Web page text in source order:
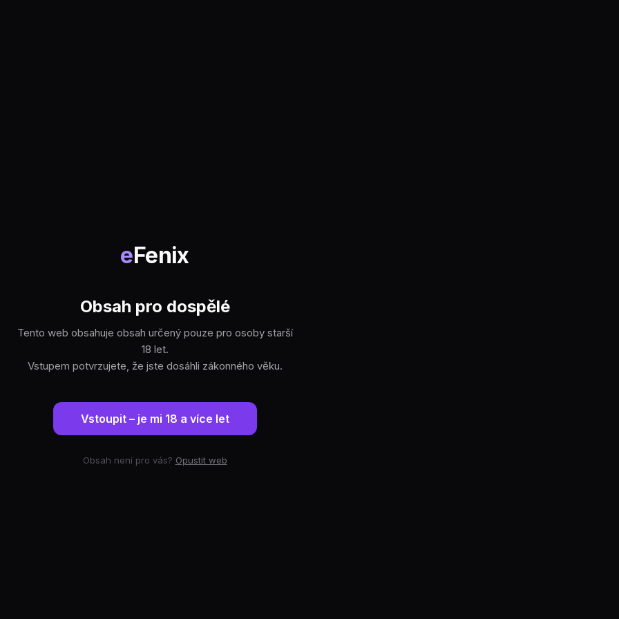
eFenix
Obsah pro dospělé
Tento web obsahuje obsah určený pouze pro osoby starší
18 let.
Vstupem potvrzujete, že jste dosáhli zákonného věku.
Vstoupit – je mi 18 a více let
Obsah není pro vás? Opustit web